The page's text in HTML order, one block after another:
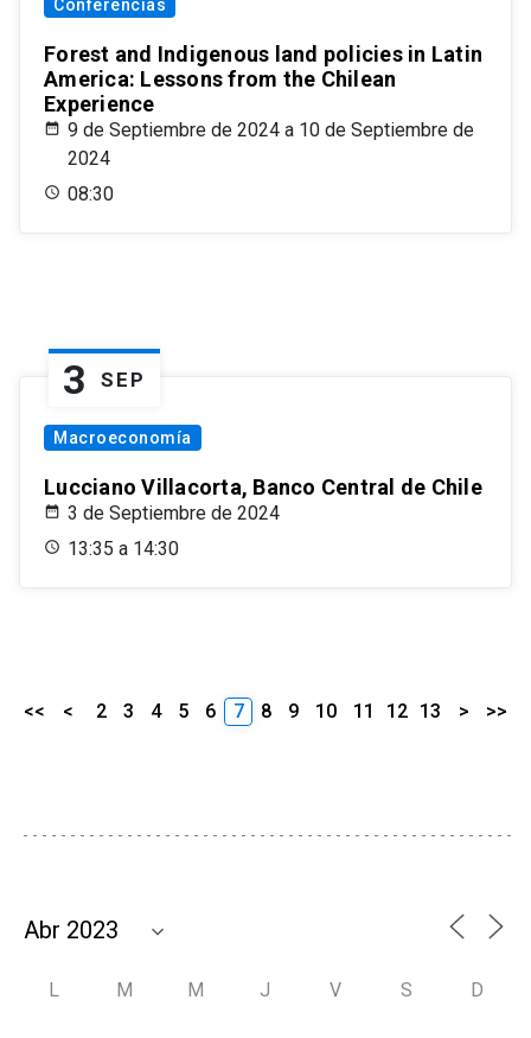
Conferencias
Forest and Indigenous land policies in Latin
America: Lessons from the Chilean
Experience
9 de Septiembre de 2024 a 10 de Septiembre de
2024
08:30
3 SEP
Macroeconomía
Lucciano Villacorta, Banco Central de Chile
3 de Septiembre de 2024
13:35 a 14:30
<< < 2 3 4 5 6 7 8 9 10 11 12 13 > >>
L M M J V S D